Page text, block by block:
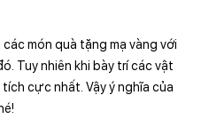
món quà tặng mạ vàng với
Tuy nhiên khi bày trí các vật
cực nhất. Vậy ý nghĩa của